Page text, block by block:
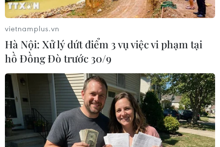
cùng phát triển giữa hai nước lên tầm cao mới.
vietnamplus.vn
Hà Nội: Xử lý dứt điểm 3 vụ việc vi phạm tại
hồ Đồng Đò trước 30/9